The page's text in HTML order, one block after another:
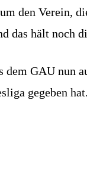
den Verein,
das hält noch
GAU
gegeben hat.